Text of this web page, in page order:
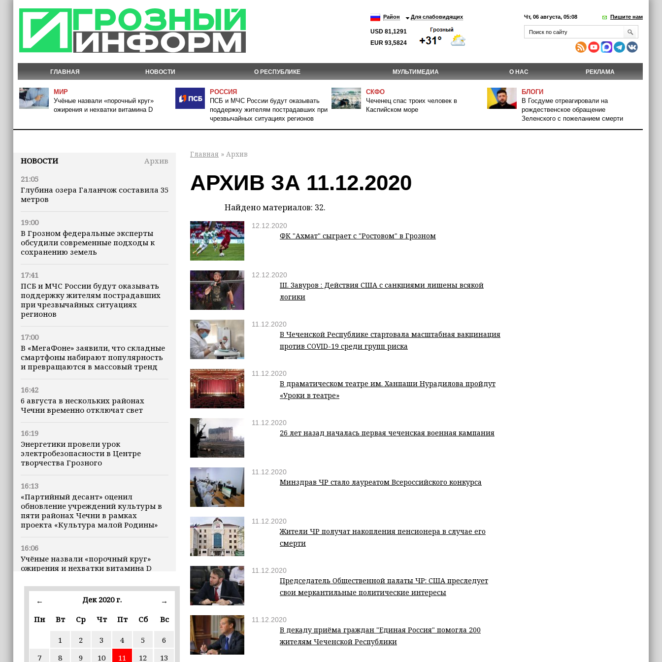
Район Для слабовидящих
USD 81,1291
EUR 93,5824
Чт, 06 августа, 05:08 Пишите нам
ГЛАВНАЯ НОВОСТИ О РЕСПУБЛИКЕ МУЛЬТИМЕДИА О НАС РЕКЛАМА
МИР
Учёные назвали «порочный круг»
ожирения и нехватки витамина D
РОССИЯ
ПСБ и МЧС России будут оказывать
поддержку жителям пострадавших при
чрезвычайных ситуациях регионов
СКФО
Чеченец спас троих человек в
Каспийском море
БЛОГИ
В Госдуме отреагировали на
рождественское обращение
Зеленского с пожеланием смерти
НОВОСТИ
Архив
21:05
Глубина озера Галанчож составила 35
метров
19:00
В Грозном федеральные эксперты
обсудили современные подходы к
сохранению земель
17:41
ПСБ и МЧС России будут оказывать
поддержку жителям пострадавших
при чрезвычайных ситуациях
регионов
17:00
В «МегаФоне» заявили, что складные
смартфоны набирают популярность
и превращаются в массовый тренд
16:42
6 августа в нескольких районах
Чечни временно отключат свет
16:19
Энергетики провели урок
электробезопасности в Центре
творчества Грозного
16:13
«Партийный десант» оценил
обновление учреждений культуры в
пяти районах Чечни в рамках
проекта «Культура малой Родины»
16:06
Учёные назвали «порочный круг»
ожирения и нехватки витамина D
16:00
В Чеченской Республике начинается
В Чеченской Республики
избирательные комиссии
← Дек 2020 г.
→
Пн
Вт Ср Чт Пт Сб Вс
1 2 3 4 5
6
7
8 9 10 11 12 13
Главная » Архив
АРХИВ ЗА 11.12.2020
Найдено материалов: 32.
12.12.2020
ФК "Ахмат" сыграет с "Ростовом" в Грозном
12.12.2020
Ш. Завуров : Действия США с санкциями лишены всякой
логики
11.12.2020
В Чеченской Республике стартовала масштабная вакцинация
против COVID-19 среди групп риска
11.12.2020
В драматическом театре им. Ханпаши Нурадилова пройдут
«Уроки в театре»
11.12.2020
26 лет назад началась первая чеченская военная кампания
11.12.2020
Минздрав ЧР стало лауреатом Всероссийского конкурса
11.12.2020
Жители ЧР получат накопления пенсионера в случае его
смерти
11.12.2020
Председатель Общественной палаты ЧР: США преследует
свои меркантильные политические интересы
11.12.2020
В декаду приёма граждан "Единая Россия" помогла 200
жителям Чеченской Республики